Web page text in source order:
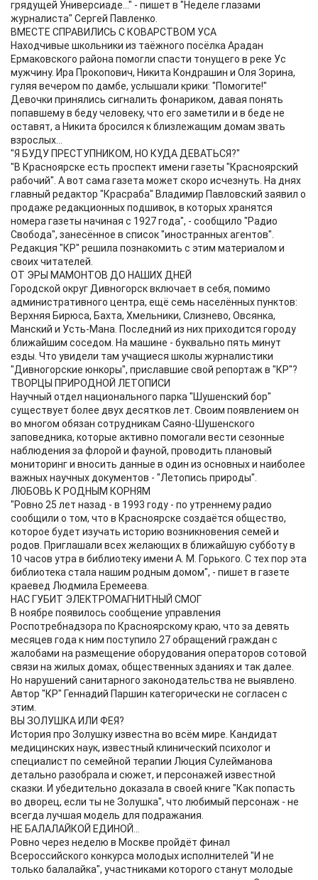
грядущей Универсиаде..." - пишет в "Неделе глазами
журналиста" Сергей Павленко.
ВМЕСТЕ СПРАВИЛИСЬ С КОВАРСТВОМ УСА
Находчивые школьники из таёжного посёлка Арадан
Ермаковского района помогли спасти тонущего в реке Ус
мужчину. Ира Прокопович, Никита Кондрашин и Оля Зорина,
гуляя вечером по дамбе, услышали крики: "Помогите!"
Девочки принялись сигналить фонариком, давая понять
попавшему в беду человеку, что его заметили и в беде не
оставят, а Никита бросился к близлежащим домам звать
взрослых...
"Я БУДУ ПРЕСТУПНИКОМ, НО КУДА ДЕВАТЬСЯ?"
"В Красноярске есть проспект имени газеты "Красноярский
рабочий". А вот сама газета может скоро исчезнуть. На днях
главный редактор "Красраба" Владимир Павловский заявил о
продаже редакционных подшивок, в которых хранятся
номера газеты начиная с 1927 года", - сообщило "Радио
Свобода", занесённое в список "иностранных агентов".
Редакция "КР" решила познакомить с этим материалом и
своих читателей.
ОТ ЭРЫ МАМОНТОВ ДО НАШИХ ДНЕЙ
Городской округ Дивногорск включает в себя, помимо
административного центра, ещё семь населённых пунктов:
Верхняя Бирюса, Бахта, Хмельники, Слизнево, Овсянка,
Манский и Усть-Мана. Последний из них приходится городу
ближайшим соседом. На машине - буквально пять минут
езды. Что увидели там учащиеся школы журналистики
"Дивногорские юнкоры", приславшие свой репортаж в "КР"?
ТВОРЦЫ ПРИРОДНОЙ ЛЕТОПИСИ
Научный отдел национального парка "Шушенский бор"
существует более двух десятков лет. Своим появлением он
во многом обязан сотрудникам Саяно-Шушенского
заповедника, которые активно помогали вести сезонные
наблюдения за флорой и фауной, проводить плановый
мониторинг и вносить данные в один из основных и наиболее
важных научных документов - "Летопись природы".
ЛЮБОВЬ К РОДНЫМ КОРНЯМ
"Ровно 25 лет назад - в 1993 году - по утреннему радио
сообщили о том, что в Красноярске создаётся общество,
которое будет изучать историю возникновения семей и
родов. Приглашали всех желающих в ближайшую субботу в
10 часов утра в библиотеку имени А. М. Горького. С тех пор эта
библиотека стала нашим родным домом", - пишет в газете
краевед Людмила Еремеева.
НАС ГУБИТ ЭЛЕКТРОМАГНИТНЫЙ СМОГ
В ноябре появилось сообщение управления
Роспотребнадзора по Красноярскому краю, что за девять
месяцев года к ним поступило 27 обращений граждан с
жалобами на размещение оборудования операторов сотовой
связи на жилых домах, общественных зданиях и так далее.
Но нарушений санитарного законодательства не выявлено.
Автор "КР" Геннадий Паршин категорически не согласен с
этим.
ВЫ ЗОЛУШКА ИЛИ ФЕЯ?
История про Золушку известна во всём мире. Кандидат
медицинских наук, известный клинический психолог и
специалист по семейной терапии Люция Сулейманова
детально разобрала и сюжет, и персонажей известной
сказки. И убедительно доказала в своей книге "Как попасть
во дворец, если ты не Золушка", что любимый персонаж - не
всегда лучшая модель для подражания.
НЕ БАЛАЛАЙКОЙ ЕДИНОЙ...
Ровно через неделю в Москве пройдёт финал
Всероссийского конкурса молодых исполнителей "И не
только балалайка", участниками которого станут молодые